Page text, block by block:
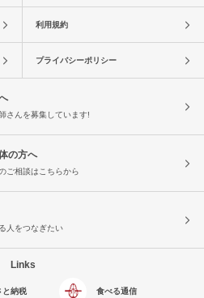
利用規約
プライバシーポリシー
さんを募集しています!
の方へ
ご相談はこちらから
人をつなぎたい
Links
と納税 食べる通信